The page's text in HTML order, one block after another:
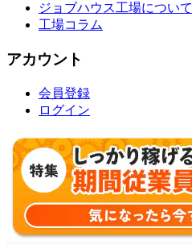
ジョブハウス工場について
工場コラム
アカウント
会員登録
ログイン